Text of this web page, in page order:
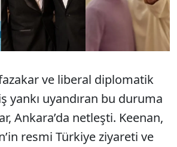
ve liberal diplomatik
yankı uyandıran bu duruma
Ankara’da netleşti. Keenan,
resmi Türkiye ziyareti ve